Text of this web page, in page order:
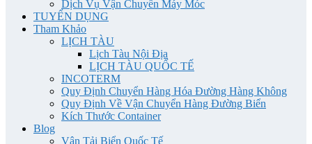
Dịch Vụ Vận Chuyển Máy Móc
TUYỂN DỤNG
Tham Khảo
LỊCH TÀU
Lịch Tàu Nội Địa
LỊCH TÀU QUỐC TẾ
INCOTERM
Quy Định Chuyển Hàng Hóa Đường Hàng Không
Quy Định Về Vận Chuyển Hàng Đường Biển
Kích Thước Container
Blog
Vận Tải Biển Quốc Tế